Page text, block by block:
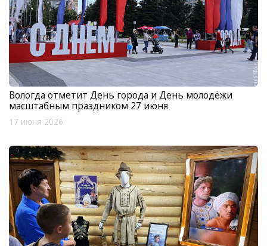
Вологда отметит День города и День молодёжи
масштабным праздником 27 июня
17 июня 2026